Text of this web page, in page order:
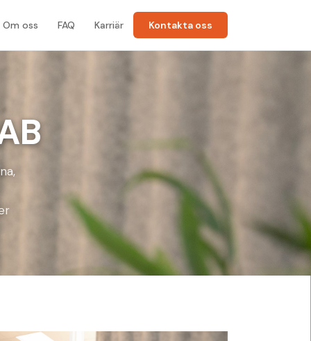
Om oss FAQ Karriär Kontakta oss